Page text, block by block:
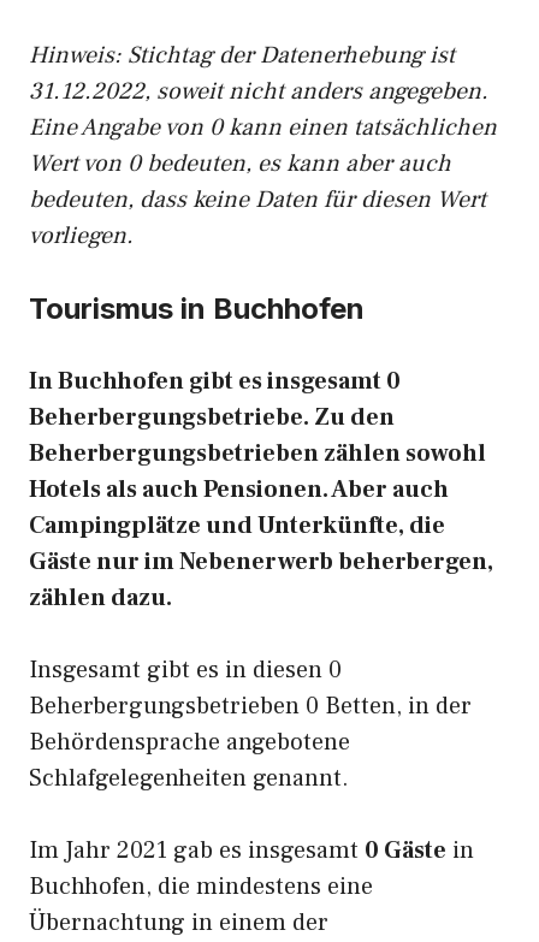
Hinweis: Stichtag der Datenerhebung ist
31.12.2022, soweit nicht anders angegeben.
Eine Angabe von 0 kann einen tatsächlichen
Wert von 0 bedeuten, es kann aber auch
bedeuten, dass keine Daten für diesen Wert
vorliegen.
Tourismus in Buchhofen
In Buchhofen gibt es insgesamt 0
Beherbergungsbetriebe. Zu den
Beherbergungsbetrieben zählen sowohl
Hotels als auch Pensionen. Aber auch
Campingplätze und Unterkünfte, die
Gäste nur im Nebenerwerb beherbergen,
zählen dazu.
Insgesamt gibt es in diesen 0
Beherbergungsbetrieben 0 Betten, in der
Behördensprache angebotene
Schlafgelegenheiten genannt.
Im Jahr 2021 gab es insgesamt 0 Gäste in
Buchhofen, die mindestens eine
Übernachtung in einem der